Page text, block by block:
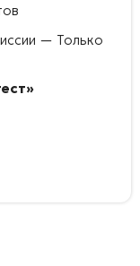
— Только